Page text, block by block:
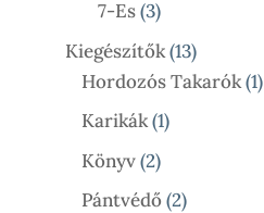
7-Es 33
Termék
Kiegészítők 1313
Termék
Hordozós Takarók 11
Karikák 11
Könyv 22
Termék
Pántvédő 22